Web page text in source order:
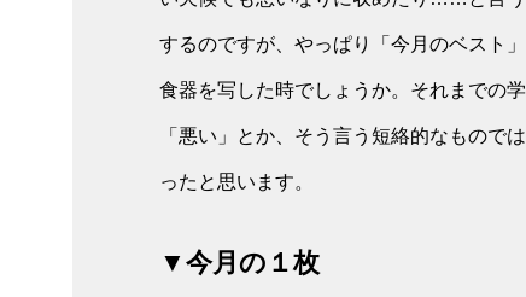
するのですが、やっぱり「今月のベスト
食器を写した時でしょうか。それまでの
「悪い」とか、そう言う短絡的なもので
ったと思います。
▼今月の１枚